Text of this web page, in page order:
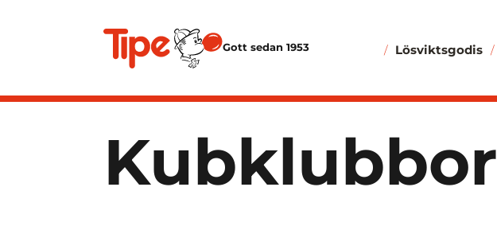
Gott sedan 1953 Lösviktsgodis
Kubklubbor